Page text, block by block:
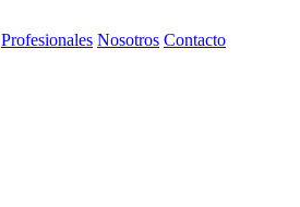
Profesionales Nosotros Contacto